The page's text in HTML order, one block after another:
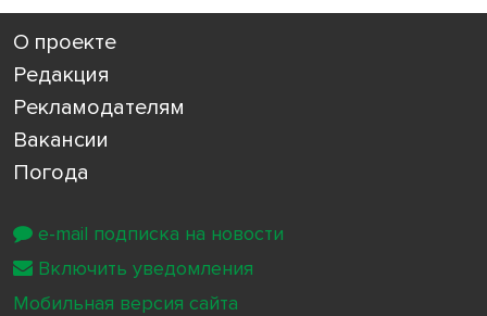
О проекте
Редакция
Рекламодателям
Вакансии
Погода
e-mail подписка на новости
Включить уведомления
Мобильная версия сайта